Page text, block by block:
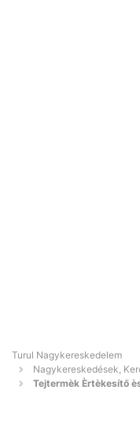
Turul Nagykereskedelem
Nagykereskedések,
Tejtermèk Èrtèkesítő